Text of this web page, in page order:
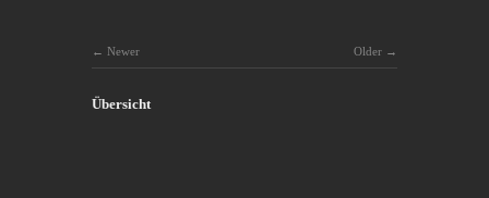
Older
Newer
Übersicht